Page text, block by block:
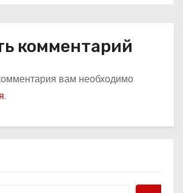
комментарий
вам необходимо
.